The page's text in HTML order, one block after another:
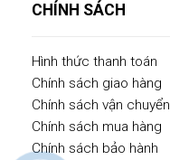
CHÍNH SÁCH
Hình thức thanh toán
Chính sách giao hàng
Chính sách vận chuyển
Chính sách mua hàng
Chính sách bảo hành